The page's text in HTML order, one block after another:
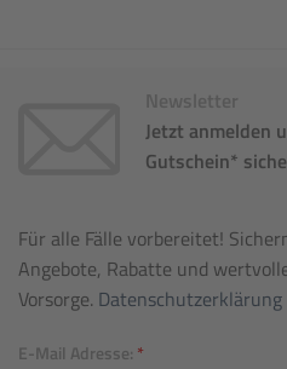
Newsletter
Jetzt anmelden
Gutschein*
Für alle Fälle vorbereitet!
Angebote, Rabatte und
Vorsorge. Datenschutzerklärung
E-Mail Adresse: *